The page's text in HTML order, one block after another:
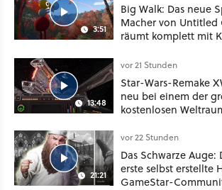
3:51
Big Walk: Das neue
Macher von Untitled
räumt komplett mit
13:48
vor 21 Stunden
Star-Wars-Remake
neu bei einem der
kostenlosen
21:21
vor 22 Stunden
Das Schwarze Auge:
erste selbst erstellte
GameStar-